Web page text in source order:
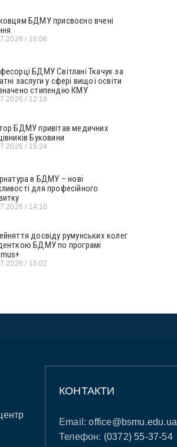
БДМУ присвоєно вчені
16:06
БДМУ Світлані Ткачук за
заслуги у сфері вищої освіти
стипендію КМУ
12:18
БДМУ привітав медичних
Буковини
15:24
в БДМУ – нові
для професійного
14:10
досвіду румунських колег
БДМУ по програмі
15:02
КОНТАКТИ
Email:office@bsmu.edu.ua
Телефон: (0372) 55-37-54